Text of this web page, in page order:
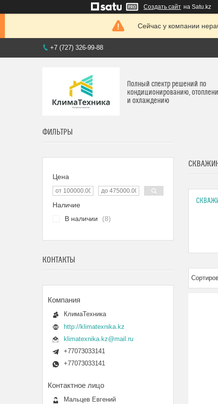
Создать сайт на Satu.kz
Сейчас у компании
+7 (727) 326-99-88
Полный спектр решений по
кондиционированию,
и охлаждению
ФИЛЬТРЫ
Цена
Наличие
В наличии
8
КОНТАКТЫ
КлимаТехника
http://klimatexnika.kz
klimatexnika.kz@mail.ru
+77073033141
+77073033141
Мальцев Евгений